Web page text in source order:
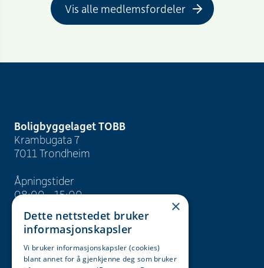
Vis alle medlemsfordeler
Boligbyggelaget TOBB
Krambugata 7
7011 Trondheim
Åpningstider
08:00 - 15:00
info@tobb.no
+47 73 83 15 00
Org. nr. 946 629 243
×
Dette nettstedet bruker
informasjonskapsler
Vi bruker informasjonskapsler (cookies)
blant annet for å gjenkjenne deg som bruker